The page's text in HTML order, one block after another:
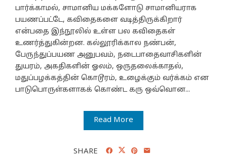
பார்க்காமல், சாமானிய மக்களோடு சாமானியராக
பயணப்பட்டே, கவிதைகளை வடித்திருக்கிறார்
என்பதை இந்நூலில் உள்ள பல கவிதைகள்
உணர்த்துகின்றன. கல்லூரிக்கால நண்பன்,
பேருந்துப்பயண அனுபவம், நடைபாதைவாசிகளின்
துயரம், அகதிகளின் ஓலம், ஒருதலைக்காதல்,
மதுப்பழக்கத்தின் கொடூரம், உழைக்கும் வர்க்கம் என
பாடுபொருள்களாகக் கொண்ட கரு ஒவ்வொன...
Read More
SHARE